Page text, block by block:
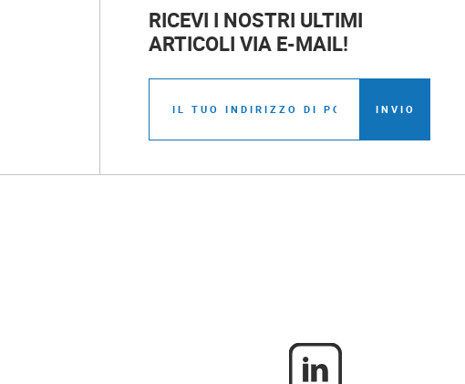
RICEVI I NOSTRI ULTIMI
ARTICOLI VIA E-MAIL!